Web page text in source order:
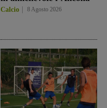
Calcio 8 Agosto 2026